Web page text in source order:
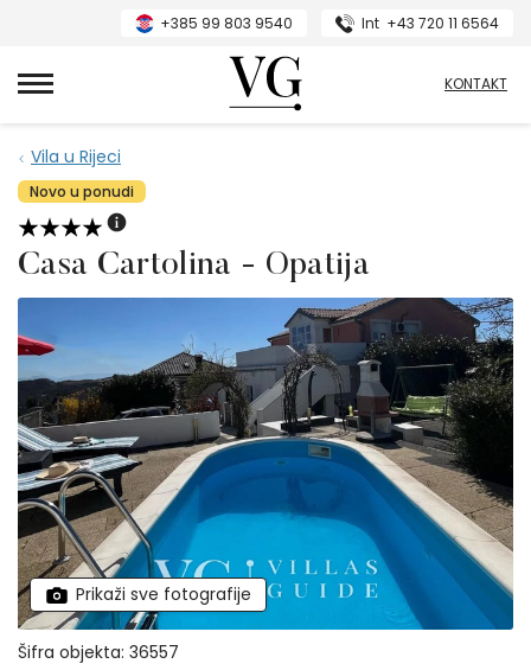
+385 99 803 9540 Int +43 720 11 6564
VillasGuide
KONTAKT
Vila u Rijeci
Novo u ponudi
Casa Cartolina - Opatija
Prikaži sve fotografije
Šifra objekta: 36557